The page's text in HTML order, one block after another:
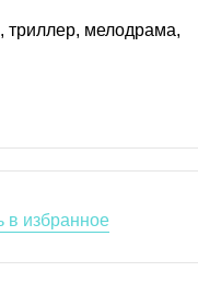
триллер, мелодрама,